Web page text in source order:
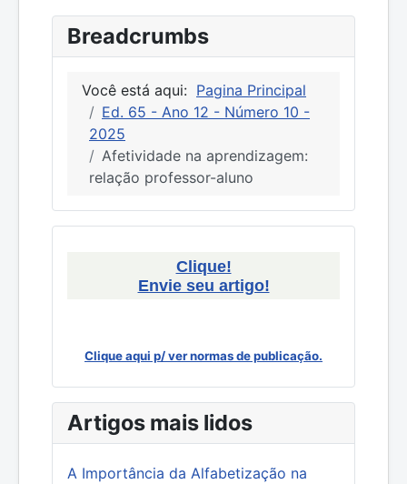
Breadcrumbs
Você está aqui: Pagina Principal
Ed. 65 - Ano 12 - Número 10 -
2025
Afetividade na aprendizagem:
relação professor-aluno
Clique!
Envie seu artigo!
Clique aqui p/ ver normas de publicação.
Artigos mais lidos
A Importância da Alfabetização na